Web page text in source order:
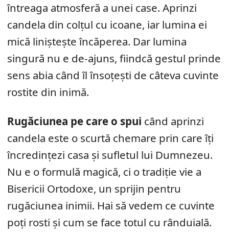
întreaga atmosferă a unei case. Aprinzi
candela din colțul cu icoane, iar lumina ei
mică liniștește încăperea. Dar lumina
singură nu e de-ajuns, fiindcă gestul prinde
sens abia când îl însoțești de câteva cuvinte
rostite din inimă.
Rugăciunea pe care o spui când aprinzi
candela este o scurtă chemare prin care îți
încredințezi casa și sufletul lui Dumnezeu.
Nu e o formulă magică, ci o tradiție vie a
Bisericii Ortodoxe, un sprijin pentru
rugăciunea inimii. Hai să vedem ce cuvinte
poți rosti și cum se face totul cu rânduială.